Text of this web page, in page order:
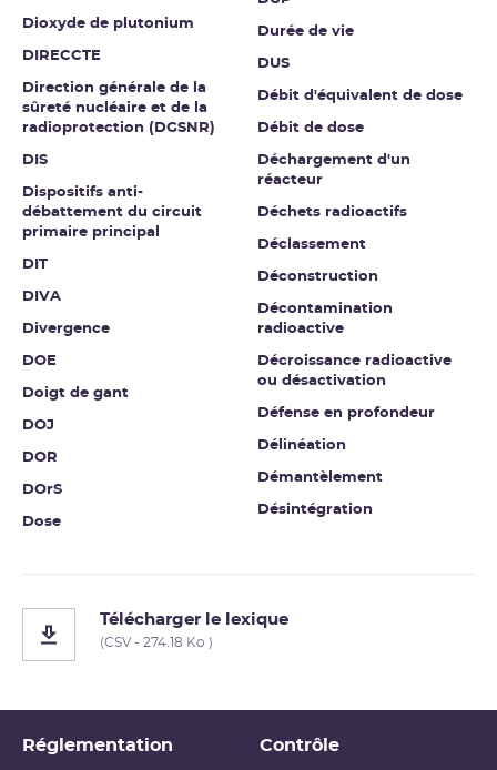
Dioxyde de plutonium
DIRECCTE
Direction générale de la
sûreté nucléaire et de la
radioprotection (DGSNR)
DIS
Dispositifs anti-
débattement du circuit
primaire principal
DIT
DIVA
Divergence
DOE
Doigt de gant
DOJ
DOR
DOrS
Dose
Durée de vie
DUS
Débit d'équivalent de dose
Débit de dose
Déchargement d'un
réacteur
Déchets radioactifs
Déclassement
Déconstruction
Décontamination
radioactive
Décroissance radioactive
ou désactivation
Défense en profondeur
Délinéation
Démantèlement
Désintégration
Télécharger le lexique
(CSV - 274.18 Ko )
Réglementation Contrôle